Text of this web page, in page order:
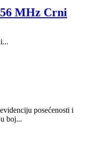
MHz Crni
posećenosti i
boj...